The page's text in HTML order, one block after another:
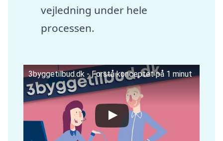
vejledning under hele
processen.
3byggetilbud.dk - Forstå konceptet på 1 minut